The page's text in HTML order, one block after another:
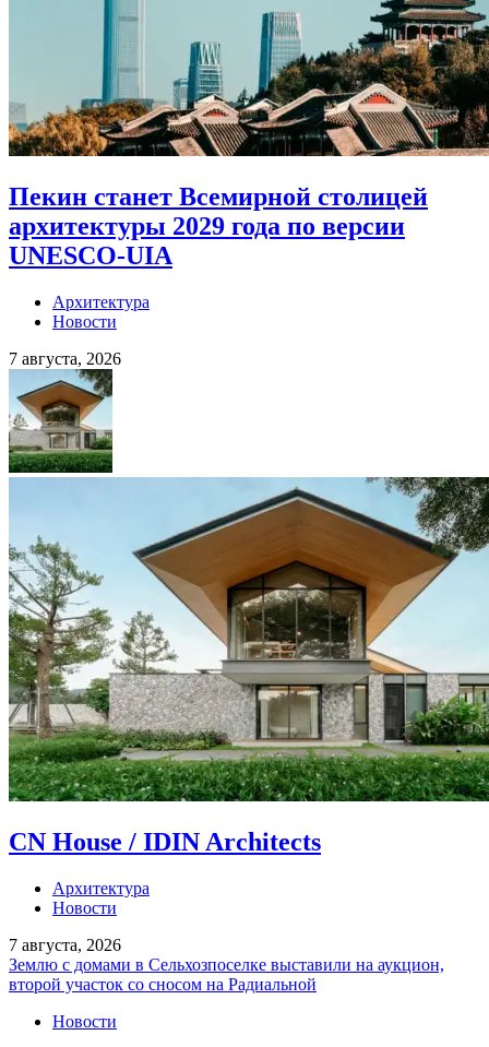
Пекин станет Всемирной столицей
архитектуры 2029 года по версии
UNESCO-UIA
Архитектура
Новости
7 августа, 2026
CN House / IDIN Architects
Архитектура
Новости
7 августа, 2026
Землю с домами в Сельхозпоселке выставили на аукцион,
второй участок со сносом на Радиальной
Новости